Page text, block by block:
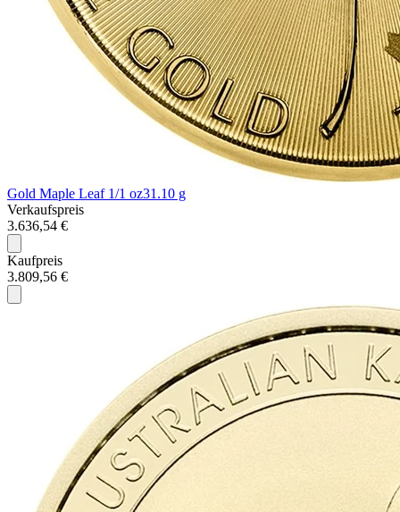
Gold Maple Leaf 1/1 oz31.10 g
Verkaufspreis
3.636,54 €
Kaufpreis
3.809,56 €